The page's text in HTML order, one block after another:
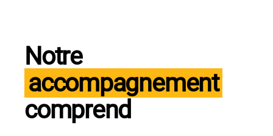
Notre
accompagnement
comprend